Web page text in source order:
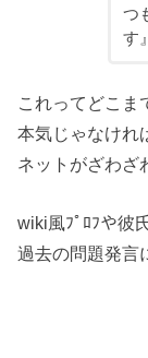
つ
す』
これってどこま
本気じゃなけれ
ネットがざわざ
wiki風ﾌﾟﾛﾌや彼
過去の問題発言